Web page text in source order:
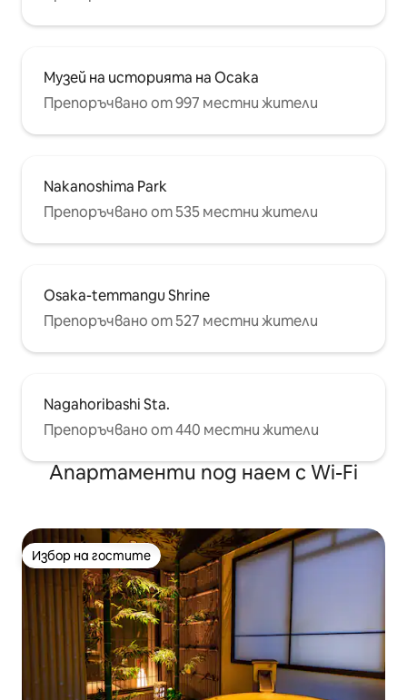
Музей на историята на Осака
Препоръчвано от 997 местни жители
Nakanoshima Park
Препоръчвано от 535 местни жители
Osaka-temmangu Shrine
Препоръчвано от 527 местни жители
Nagahoribashi Sta.
Препоръчвано от 440 местни жители
Апартаменти под наем с Wi-Fi
Избор на гостите
Избор на гостите